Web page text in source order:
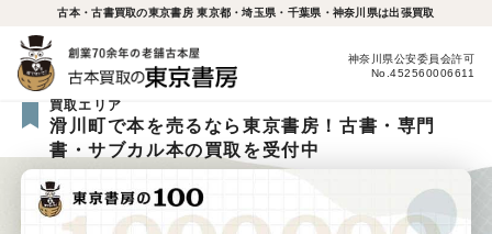
古本・古書買取の東京書房 東京都・埼玉県・千葉県・神奈川県は出張買取
神奈川県公安委員会許可
No.452560006611
買取エリア
滑川町で本を売るなら東京書房！古書・専門
書・サブカル本の買取を受付中